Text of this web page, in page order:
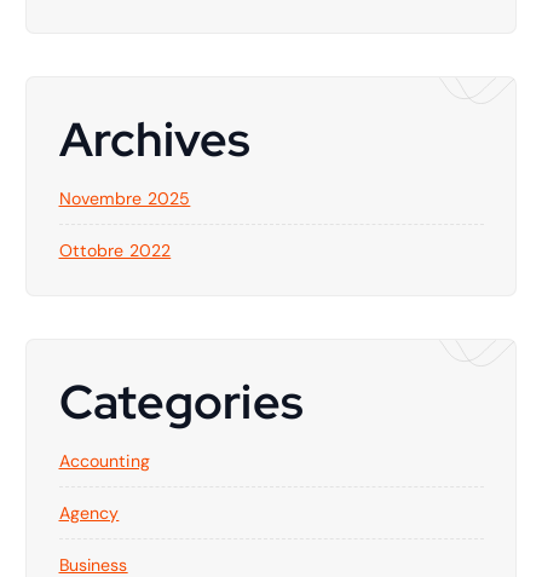
Archives
Novembre 2025
Ottobre 2022
Categories
Accounting
Agency
Business